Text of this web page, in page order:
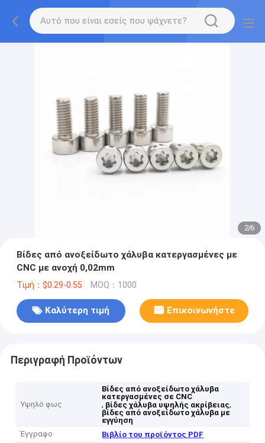
2/6
Βίδες από ανοξείδωτο χάλυβα κατεργασμένες με
CNC με ανοχή 0,02mm
Τιμή：$0.29-0.55 MOQ：1000
Καλύτερη τιμή Επικοινωνήστε
Περιγραφή Προϊόντων
Υψηλό φως
Βίδες από ανοξείδωτο χάλυβα
κατεργασμένες σε CNC
, βίδες χάλυβα υψηλής ακρίβειας,
βίδες από ανοξείδωτο χάλυβα με
εγγύηση
Έγγραφο
Βιβλίο του προϊόντος PDF